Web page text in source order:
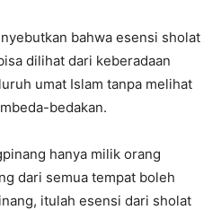
bahwa esensi sholat
dilihat dari keberadaan
umat Islam tanpa melihat
bedakan.
hanya milik orang
dari semua tempat boleh
itulah esensi dari sholat